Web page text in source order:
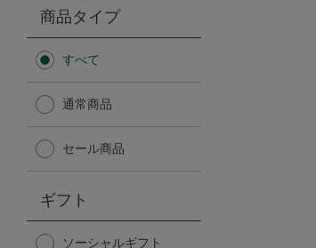
Afternoon Tea TEAROOM
Afternoon Tea TEAROOM
商品タイプ
すべて
通常商品
セール商品
ギフト
ソーシャルギフト